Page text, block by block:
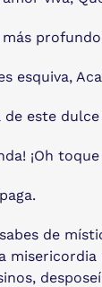
esquiva,
de este
¡Oh
de